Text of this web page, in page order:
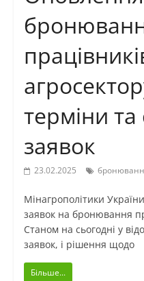
терміни та
заявок
23.02.2025
Мінагрополітики
заявок на бронювання
Станом на сьогодні у
заявок, і рішення щодо
Більше...